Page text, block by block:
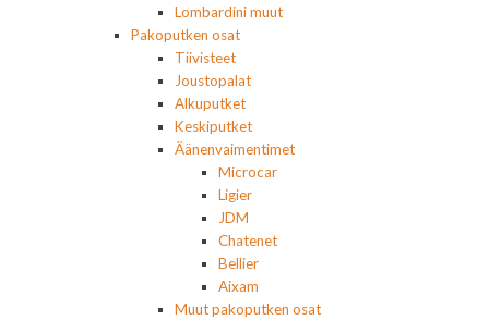
Lombardini muut
Pakoputken osat
Tiivisteet
Joustopalat
Alkuputket
Keskiputket
Äänenvaimentimet
Microcar
Ligier
JDM
Chatenet
Bellier
Aixam
Muut pakoputken osat